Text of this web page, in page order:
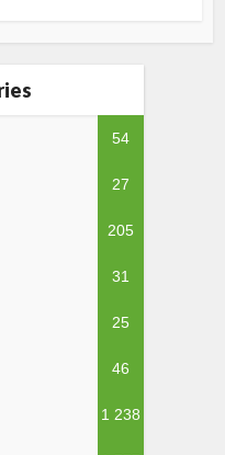
54
27
205
31
25
46
1 238